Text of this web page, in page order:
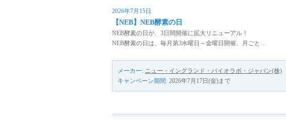
2026年7月15日
【NEB】NEB酵素の日
NEB酵素の日が、3日間開催に拡大リニューアル！
NEB酵素の日は、毎月第3水曜日～金曜日開催、月ごと…
メーカー: ニュー・イングランド・バイオラボ・ジャパン(株)
キャンペーン期間: 2026年7月17日(金)まで